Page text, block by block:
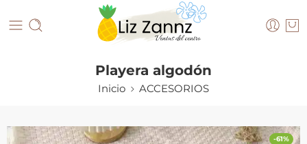
Playera algodón
Inicio ACCESORIOS
-61%